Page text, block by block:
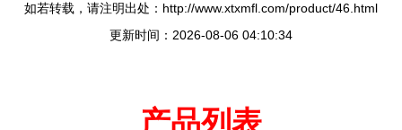
如若转载，请注明出处：http://www.xtxmfl.com/product/46.html
更新时间：2026-08-06 04:10:34
产品列表